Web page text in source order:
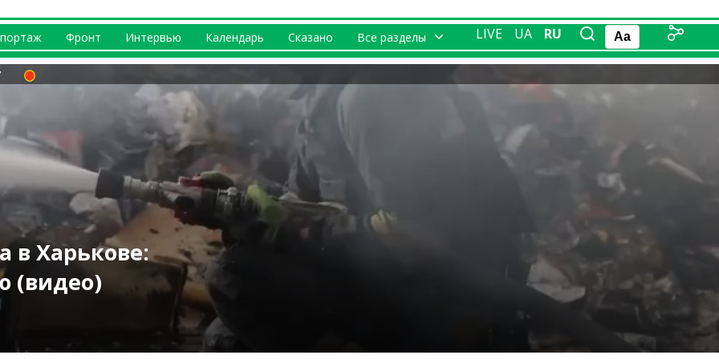
Фронт Интервью Календарь Сказано Все разделы LIVE UA RU Aa
по Харькову:
в Харькове:
(видео)
чем била РФ
погиб
(фото)
8 августа:
«Шахед»
на